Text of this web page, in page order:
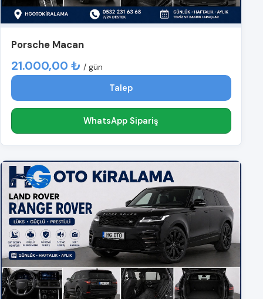
Porsche Macan
21.000,00 ₺ / gün
Talep
WhatsApp Sipariş